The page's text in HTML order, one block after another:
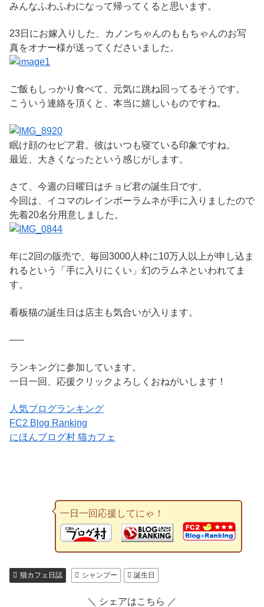
みんなふわふわになって帰ってくると思います。
23日にお嫁入りした、カノンちゃんのももちゃんのお写
真をオナー様が送ってくださいました。
ご飯もしっかり食べて、元気に跳ね回ってるそうです。
こういう連絡を頂くと、本当に嬉しいものですね。
眠け顔のセピア君。彼はいつも寝ている印象ですね。
最近、大きくなったという感じがします。
さて、今週の日曜日はチョビ君の誕生日です。
今回は、イコマのレインボーラムネが手に入りましたので
先着20名分用意しました。
年に2回の販売で、毎回3000人枠に10万人以上が申し込ま
れるという「手に入りにくい」幻のラムネといわれてま
す。
看板猫の誕生日は店主も気合いが入ります。
—–
ランキングに参加しています。
一日一回、応援クリックよろしくおねがいします！
人気ブログランキング
FC2 Blog Ranking
にほんブログ村 猫カフェ
一日一回応援してにゃ！
猫カフェ日誌 シャンプー 誕生日
＼ シェアはこちら ／